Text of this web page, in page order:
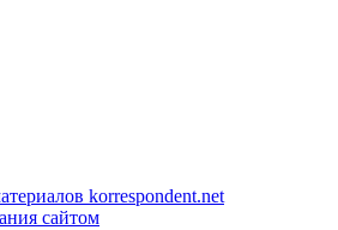
korrespondent.net
сайтом